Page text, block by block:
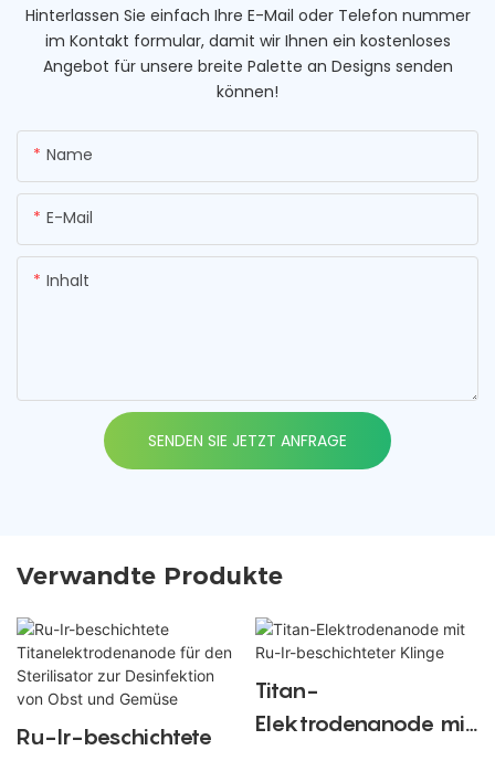
Hinterlassen Sie einfach Ihre E-Mail oder Telefon nummer
im Kontakt formular, damit wir Ihnen ein kostenloses
Angebot für unsere breite Palette an Designs senden
können!
Name
E-Mail
Inhalt
SENDEN SIE JETZT ANFRAGE
Verwandte Produkte
Ru-Ir-beschichtete
Titan-
Elektrodenanode mit